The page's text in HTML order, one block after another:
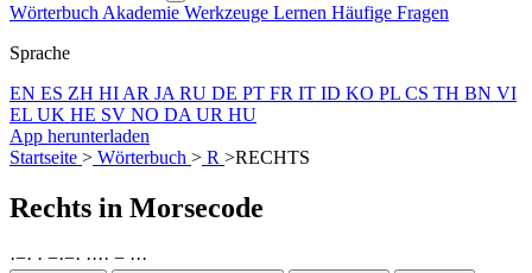
Wörterbuch Akademie Werkzeuge Lernen Häufige Fragen
Sprache
EN ES ZH HI AR JA RU DE PT FR IT ID KO PL CS TH BN VI
EL UK HE SV NO DA UR HU
App herunterladen
Startseite > Wörterbuch > R >RECHTS
Rechts in Morsecode
·−· · −·−· ···· − ···